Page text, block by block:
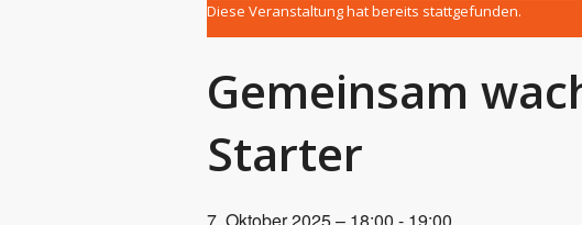
Diese Veranstaltung hat bereits stattgefunden.
Gemeinsam
Starter